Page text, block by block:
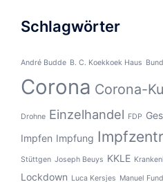
Schlagwörter
André Budde B. C. Koekkoek Haus
Corona Corona-
Drohne Einzelhandel FDP
Impfen Impfung
Stüttgen Joseph Beuys KKLE
Lockdown Luca Kersjes Manuel